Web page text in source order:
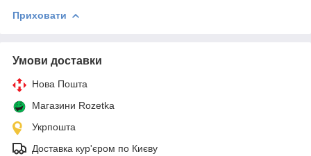
Приховати
Умови доставки
Нова Пошта
Магазини Rozetka
Укрпошта
Доставка кур'єром по Києву